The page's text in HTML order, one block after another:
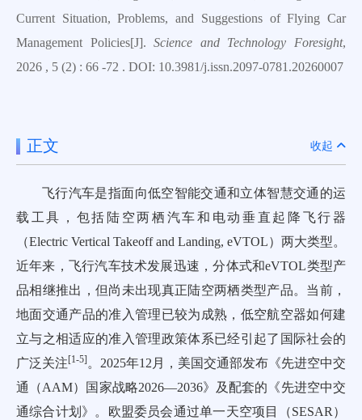
Current Situation, Problems, and Suggestions of Flying Car
Management Policies[J].Science and Technology Foresight,
2026 , 5 (2) : 66 -72 . DOI: 10.3981/j.issn.2097-0781.20260007
正文 收起
飞行汽车是指面向低空智能交通和立体智慧交通的运
载工具，包括陆空两栖汽车和电动垂直起降飞行器
（Electric Vertical Takeoff and Landing, eVTOL）两大类型。
近年来，飞行汽车技术发展迅速，分体式和eVTOL类型产
品相继推出，但尚未出现真正陆空两栖类型产品。当前，
地面交通产品的准入管理已较为成熟，低空航空器如何建
立与之相适应的准入管理政策体系已经引起了国际社会的
广泛关注[1-5] 。2025年12月，美国交通部发布《先进空中交
通（AAM）国家战略2026—2036》及配套的《先进空中交
通综合计划》。欧盟委员会通过单一天空项目（SESAR）